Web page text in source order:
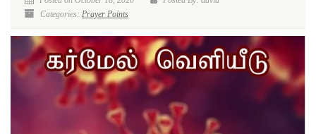
Categories: Prayer Points